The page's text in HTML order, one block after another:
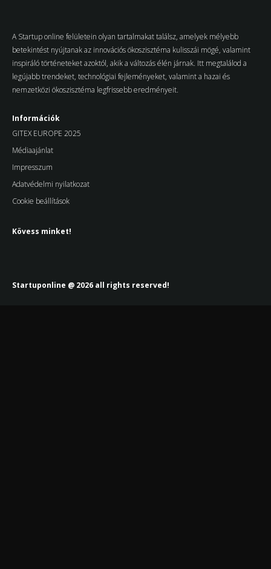
A Startup online felületein olyan tartalmakat találsz, amelyek mélyebb
betekintést nyújtanak az innovációs ökoszisztéma kulisszái mögé, valamint
inspiráló történeteket azoktól, akik a változás élén járnak. Itt megtalálod a
legújabb trendeket, technológiai fejleményeket, valamint a hazai és
nemzetközi ökoszisztéma legfrissebb eredményeit.
Információk
GITEX EUROPE 2025
Médiaajánlat
Impresszum
Adatvédelmi nyilatkozat
Cookie beállítások
Kövess minket!
Startuponline @ 2026 all rights reserved!